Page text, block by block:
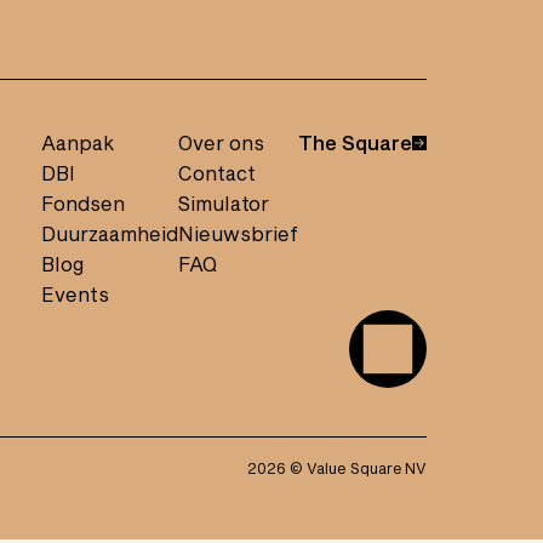
Aanpak
DBI
Fondsen
Duurzaamheid
Blog
Events
Over ons
Contact
Simulator
Nieuwsbrief
FAQ
The Square
2026 © Value Square NV